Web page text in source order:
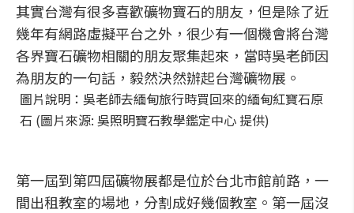
其實台灣有很多喜歡礦物寶石的朋友，但是除了近
幾年有網路虛擬平台之外，很少有一個機會將台灣
各界寶石礦物相關的朋友聚集起來，當時吳老師因
為朋友的一句話，毅然決然辦起台灣礦物展。
圖片說明：吳老師去緬甸旅行時買回來的緬甸紅寶石原
石 (圖片來源: 吳照明寶石教學鑑定中心 提供)
第一屆到第四屆礦物展都是位於台北市館前路，一
間出租教室的場地，分割成好幾個教室。第一屆沒